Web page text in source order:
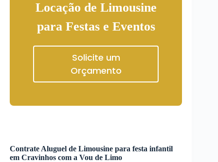
Locação de Limousine
para Festas e Eventos
Solicite um
Orçamento
Contrate Aluguel de Limousine para festa infantil
em Cravinhos com a Vou de Limo